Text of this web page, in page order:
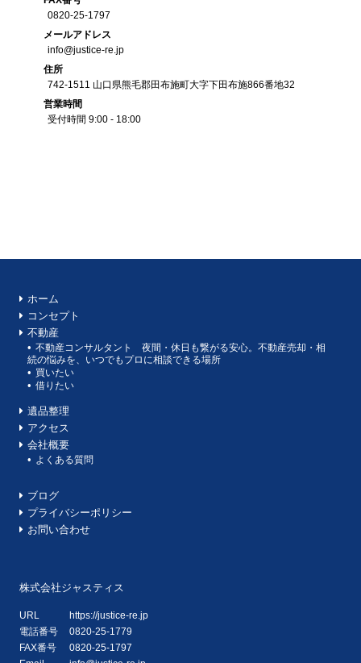
0820-25-1797
メールアドレス
info@justice-re.jp
住所
742-1511 山口県熊毛郡田布施町大字下田布施866番地32
営業時間
受付時間 9:00 - 18:00
ホーム
コンセプト
不動産
不動産コンサルタント 夜間・休日も繋がる安心。不動産売却・相
続の悩みを、いつでもプロに相談できる場所
買いたい
借りたい
遺品整理
アクセス
会社概要
よくある質問
ブログ
プライバシーポリシー
お問い合わせ
株式会社ジャスティス
URL
https://justice-re.jp
電話番号
0820-25-1779
FAX番号
0820-25-1797